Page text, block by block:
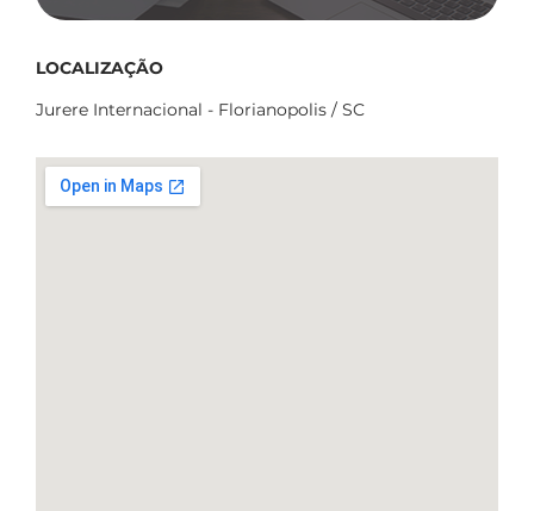
LOCALIZAÇÃO
Jurere Internacional - Florianopolis / SC